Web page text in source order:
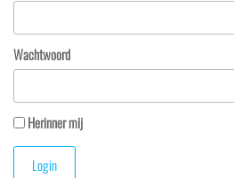
Wachtwoord
Herinner mij